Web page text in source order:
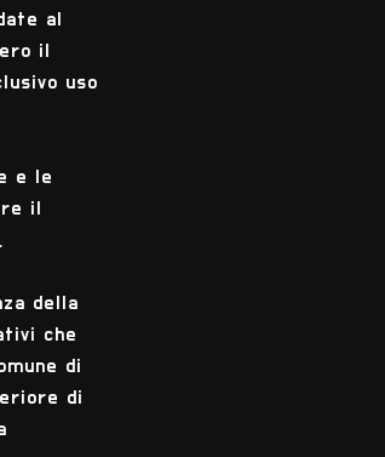
al
il
uso
e le
il
della
che
di
di